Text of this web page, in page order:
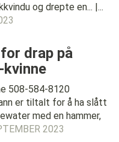
og drepte en... |...
drap på
508-584-8120
er tiltalt for å ha slått
med en hammer,
2023